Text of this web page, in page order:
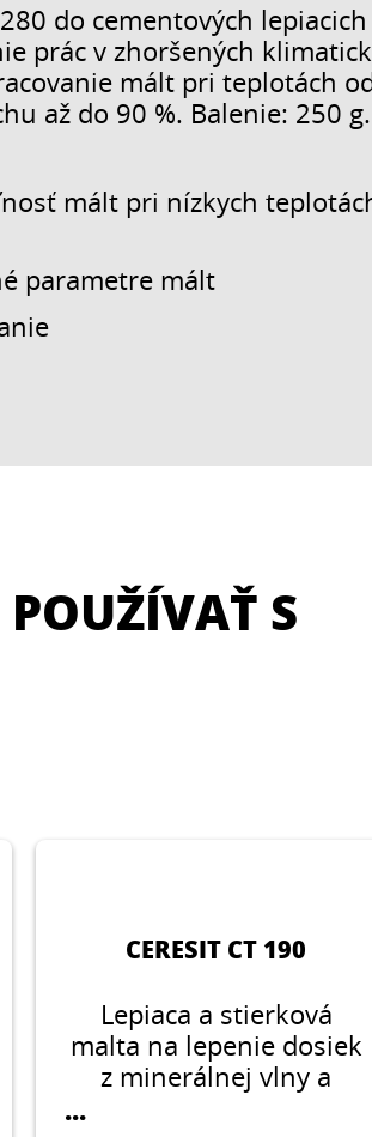
do cementových
prác v zhoršených
mált pri teplotách
až do 90 %. Balenie: 250 g.
mált pri nízkych
parametre mált
S
CERESIT CT 190
Lepiaca a stierková
malta na lepenie dosiek
z minerálnej vlny a
...